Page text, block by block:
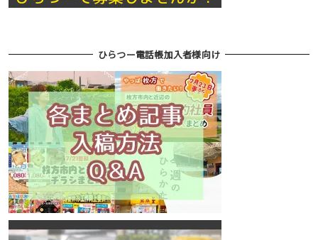
ひらつー電話帳加入者様向け